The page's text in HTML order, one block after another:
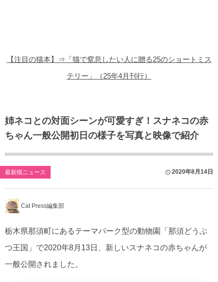
【注目の猫本】⇒「猫で窒息したい人に贈る25のショートミス
テリー」（25年4月刊行）
姉ネコとの対面シーンが可愛すぎ！スナネコの赤
ちゃん一般公開初日の様子を写真と映像で紹介
最新猫ニュース 2020年8月14日
Cat Press編集部
栃木県那須町にあるテーマパーク型の動物園「那須どうぶ
つ王国」で2020年8月13日、新しいスナネコの赤ちゃんが
一般公開されました。
猫のゲーム・アプリ
猫のフリー写真素材